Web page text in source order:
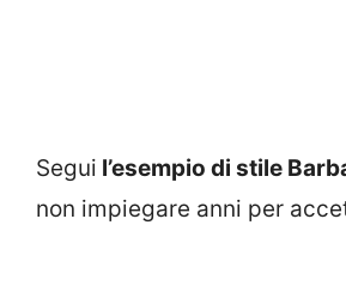
Segui l’esempio di stile
non impiegare anni per